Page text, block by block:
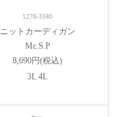
1278-3340
ニットカーディガン
Mc.S.P
8,690円(税込)
3L 4L